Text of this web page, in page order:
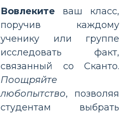
Вовлеките ваш класс,
поручив каждому
ученику или группе
исследовать факт,
связанный со Скантo.
Поощряйте
любопытство, позволяя
студентам выбрать